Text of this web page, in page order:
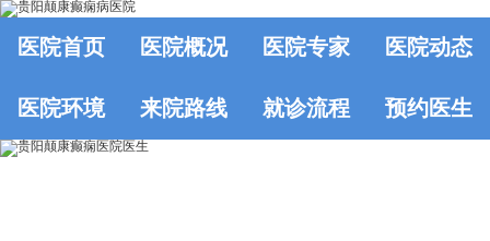
医院首页 医院概况 医院专家 医院动态
医院环境 来院路线 就诊流程 预约医生